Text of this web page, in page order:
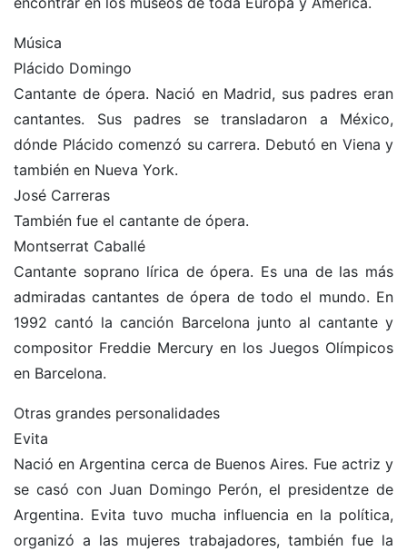
Música
Plácido Domingo
Cantante de ópera. Nació en Madrid, sus padres eran
cantantes. Sus padres se transladaron a México,
dónde Plácido comenzó su carrera. Debutó en Viena y
también en Nueva York.
José Carreras
También fue el cantante de ópera.
Montserrat Caballé
Cantante soprano lírica de ópera. Es una de las más
admiradas cantantes de ópera de todo el mundo. En
1992 cantó la canción Barcelona junto al cantante y
compositor Freddie Mercury en los Juegos Olímpicos
en Barcelona.
Otras grandes personalidades
Evita
Nació en Argentina cerca de Buenos Aires. Fue actriz y
se casó con Juan Domingo Perón, el presidentze de
Argentina. Evita tuvo mucha influencia en la política,
organizó a las mujeres trabajadores, también fue la